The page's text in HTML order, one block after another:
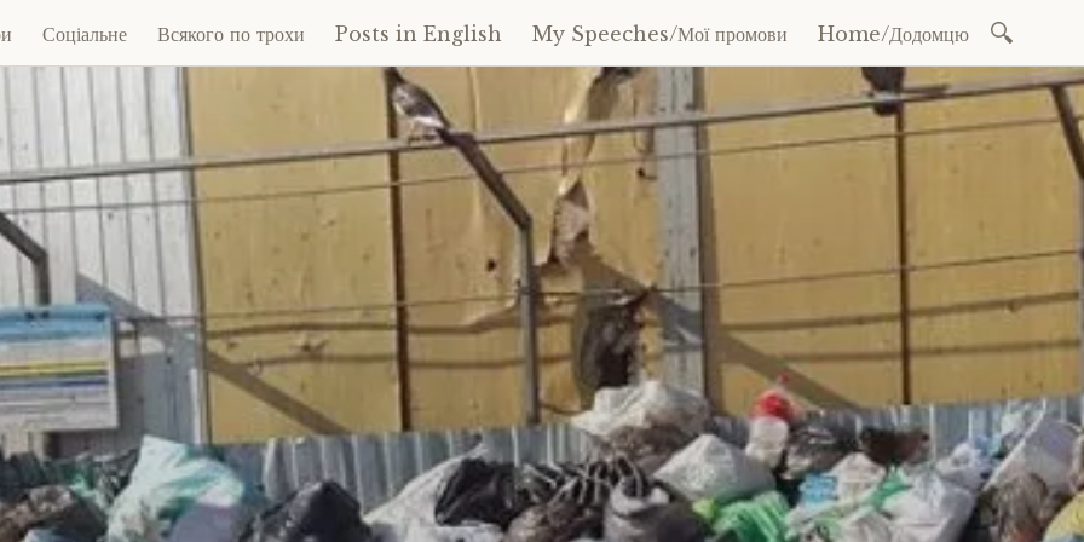
Соціальне Всякого по трохи Posts in English My Speeches/Мої промови Home/Додомцю